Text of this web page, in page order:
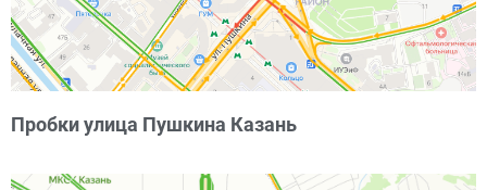
Пробки улица Пушкина Казань